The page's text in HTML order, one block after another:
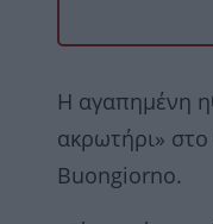
Η αγαπημένη
ακρωτήρι»
Buongiorno.